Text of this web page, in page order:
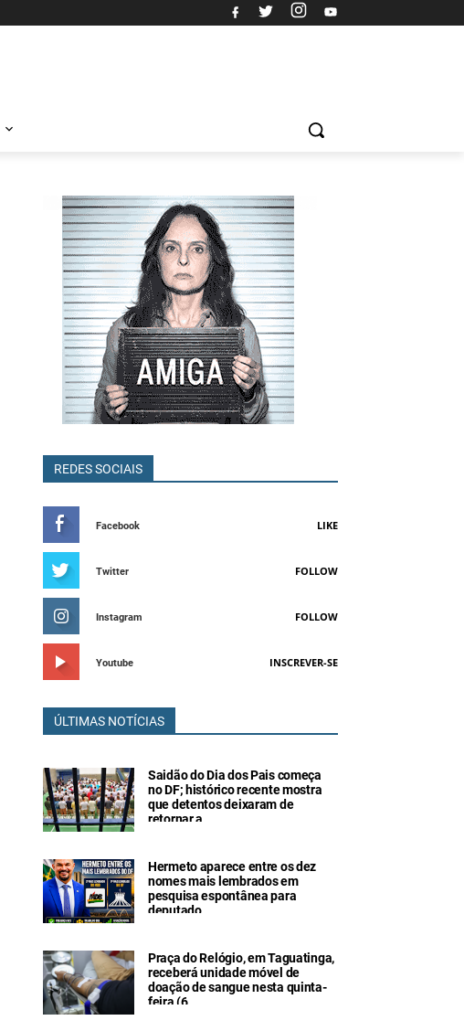
REDES SOCIAIS
Facebook LIKE
Twitter FOLLOW
Instagram FOLLOW
Youtube INSCREVER-SE
ÚLTIMAS NOTÍCIAS
Saidão do Dia dos Pais começa
no DF; histórico recente mostra
que detentos deixaram de
retornar a
Hermeto aparece entre os dez
nomes mais lembrados em
pesquisa espontânea para
deputado
Praça do Relógio, em Taguatinga,
receberá unidade móvel de
doação de sangue nesta quinta-
feira (6